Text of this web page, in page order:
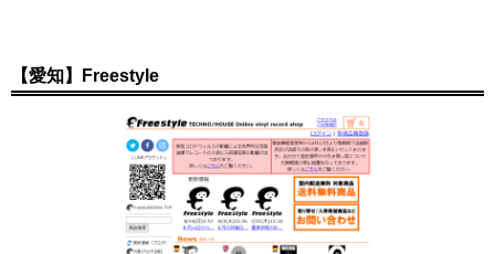
【愛知】Freestyle